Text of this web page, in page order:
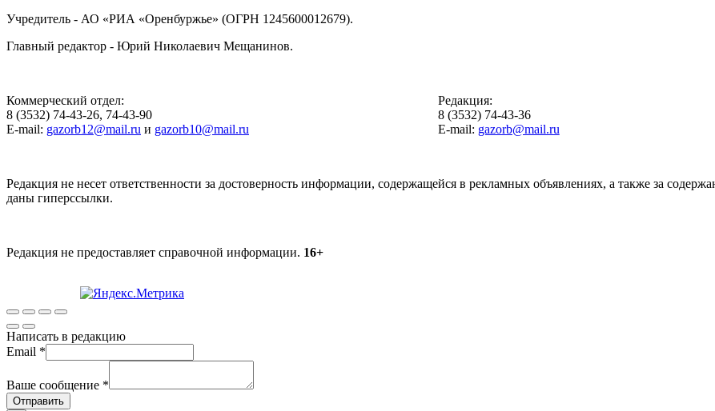
Учредитель - АО «РИА «Оренбуржье» (ОГРН 1245600012679).
Главный редактор - Юрий Николаевич Мещанинов.
Коммерческий отдел:
8 (3532) 74-43-26, 74-43-90
E-mail: gazorb12@mail.ru и gazorb10@mail.ru
Редакция:
8 (3532) 74-43-36
E-mail: gazorb@mail.ru
Редакция не несет ответственности за достоверность информации, содержащейся в рекламных объявлениях, а также за
даны гиперссылки.
Редакция не предоставляет справочной информации. 16+
Написать в редакцию
Email *
Ваше сообщение *
Отправить